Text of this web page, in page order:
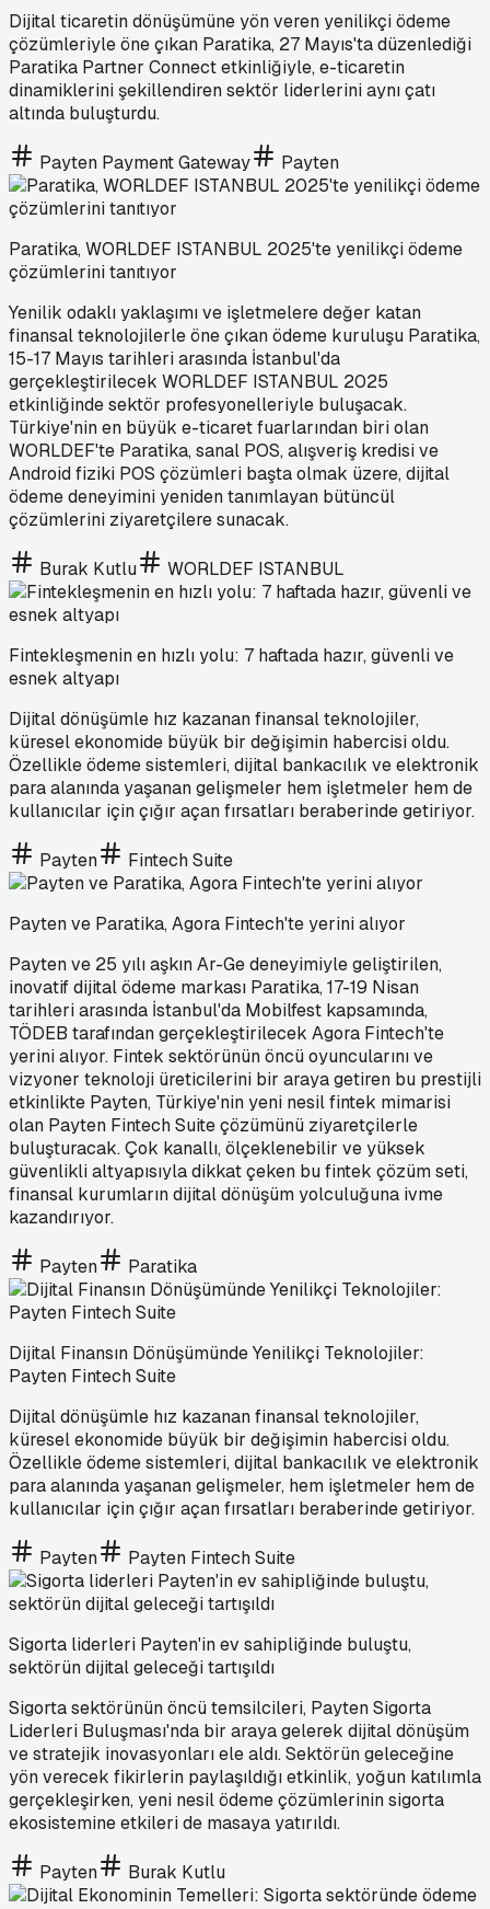
Dijital ticaretin dönüşümüne yön veren yenilikçi ödeme
çözümleriyle öne çıkan Paratika, 27 Mayıs'ta düzenlediği
Paratika Partner Connect etkinliğiyle, e-ticaretin
dinamiklerini şekillendiren sektör liderlerini aynı çatı
altında buluşturdu.
Payten Payment Gateway Payten
Paratika, WORLDEF ISTANBUL 2025'te yenilikçi ödeme
çözümlerini tanıtıyor
Yenilik odaklı yaklaşımı ve işletmelere değer katan
finansal teknolojilerle öne çıkan ödeme kuruluşu Paratika,
15-17 Mayıs tarihleri arasında İstanbul'da
gerçekleştirilecek WORLDEF ISTANBUL 2025
etkinliğinde sektör profesyonelleriyle buluşacak.
Türkiye'nin en büyük e-ticaret fuarlarından biri olan
WORLDEF'te Paratika, sanal POS, alışveriş kredisi ve
Android fiziki POS çözümleri başta olmak üzere, dijital
ödeme deneyimini yeniden tanımlayan bütüncül
çözümlerini ziyaretçilere sunacak.
Burak Kutlu WORLDEF ISTANBUL
Fintekleşmenin en hızlı yolu: 7 haftada hazır, güvenli ve
esnek altyapı
Dijital dönüşümle hız kazanan finansal teknolojiler,
küresel ekonomide büyük bir değişimin habercisi oldu.
Özellikle ödeme sistemleri, dijital bankacılık ve elektronik
para alanında yaşanan gelişmeler hem işletmeler hem de
kullanıcılar için çığır açan fırsatları beraberinde getiriyor.
Payten Fintech Suite
Payten ve Paratika, Agora Fintech'te yerini alıyor
Payten ve 25 yılı aşkın Ar-Ge deneyimiyle geliştirilen,
inovatif dijital ödeme markası Paratika, 17-19 Nisan
tarihleri arasında İstanbul'da Mobilfest kapsamında,
TÖDEB tarafından gerçekleştirilecek Agora Fintech'te
yerini alıyor. Fintek sektörünün öncü oyuncularını ve
vizyoner teknoloji üreticilerini bir araya getiren bu prestijli
etkinlikte Payten, Türkiye'nin yeni nesil fintek mimarisi
olan Payten Fintech Suite çözümünü ziyaretçilerle
buluşturacak. Çok kanallı, ölçeklenebilir ve yüksek
güvenlikli altyapısıyla dikkat çeken bu fintek çözüm seti,
finansal kurumların dijital dönüşüm yolculuğuna ivme
kazandırıyor.
Payten Paratika
Dijital Finansın Dönüşümünde Yenilikçi Teknolojiler:
Payten Fintech Suite
Dijital dönüşümle hız kazanan finansal teknolojiler,
küresel ekonomide büyük bir değişimin habercisi oldu.
Özellikle ödeme sistemleri, dijital bankacılık ve elektronik
para alanında yaşanan gelişmeler, hem işletmeler hem de
kullanıcılar için çığır açan fırsatları beraberinde getiriyor.
Payten Payten Fintech Suite
Sigorta liderleri Payten'in ev sahipliğinde buluştu,
sektörün dijital geleceği tartışıldı
Sigorta sektörünün öncü temsilcileri, Payten Sigorta
Liderleri Buluşması'nda bir araya gelerek dijital dönüşüm
ve stratejik inovasyonları ele aldı. Sektörün geleceğine
yön verecek fikirlerin paylaşıldığı etkinlik, yoğun katılımla
gerçekleşirken, yeni nesil ödeme çözümlerinin sigorta
ekosistemine etkileri de masaya yatırıldı.
Payten Burak Kutlu